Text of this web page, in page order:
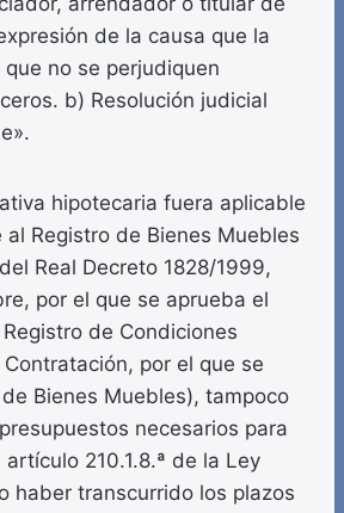
de la causa que la
no se perjudiquen
b) Resolución judicial
hipotecaria fuera aplicable
Registro de Bienes Muebles
Real Decreto 1828/1999,
por el que se aprueba el
de Condiciones
por el que se
Bienes Muebles), tampoco
necesarios para
210.1.8.ª de la Ley
haber transcurrido los plazos